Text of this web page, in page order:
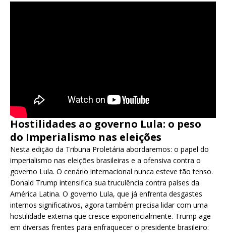
Hostilidades ao governo Lula: o peso
do Imperialismo nas eleições
Nesta edição da Tribuna Proletária abordaremos: o papel do
imperialismo nas eleições brasileiras e a ofensiva contra o
governo Lula. O cenário internacional nunca esteve tão tenso.
Donald Trump intensifica sua truculência contra países da
América Latina. O governo Lula, que já enfrenta desgastes
internos significativos, agora também precisa lidar com uma
hostilidade externa que cresce exponencialmente. Trump age
em diversas frentes para enfraquecer o presidente brasileiro: